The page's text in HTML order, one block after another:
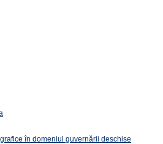
în domeniul guvernării deschise